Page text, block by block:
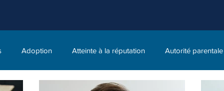
Adoption Atteinte à la réputation Autorité parentale